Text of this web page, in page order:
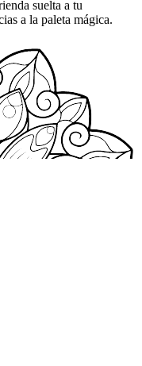
suelta a tu
a la paleta mágica.